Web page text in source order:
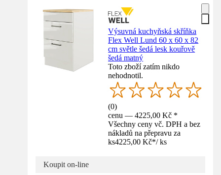
Výsuvná kuchyňská skříňka
Flex Well Lund 60 x 60 x 82
cm světle šedá lesk kouřově
šedá matný
Toto zboží zatím nikdo
nehodnotil.
(0)
cenu — 4225,00 Kč *
Všechny ceny vč. DPH a bez
nákladů na přepravu za
ks4225,00 Kč*/ ks
Koupit on-line